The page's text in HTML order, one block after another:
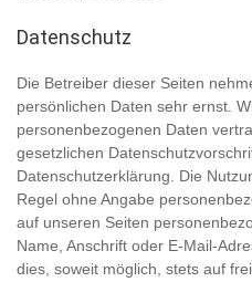
Datenschutz
Die Betreiber dieser Seiten
persönlichen Daten sehr ernst.
personenbezogenen Daten
gesetzlichen
Datenschutzerklärung. Die
Regel ohne Angabe
auf unseren Seiten
Name, Anschrift oder E-Mail-
dies, soweit möglich, stets auf